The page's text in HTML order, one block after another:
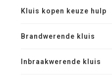
Kluis kopen keuze hulp
Brandwerende kluis
Inbraakwerende kluis